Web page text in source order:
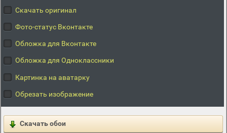
Скачать оригинал
Фото-статус Вконтакте
Обложка для Вконтакте
Обложка для Одноклассники
Картинка на аватарку
Обрезать изображение
Скачать обои